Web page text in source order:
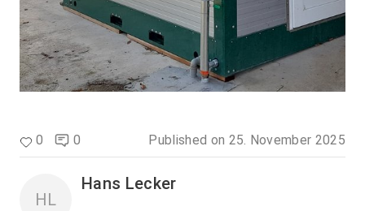
0 0 Published on 25. November 2025
HL
Hans Lecker